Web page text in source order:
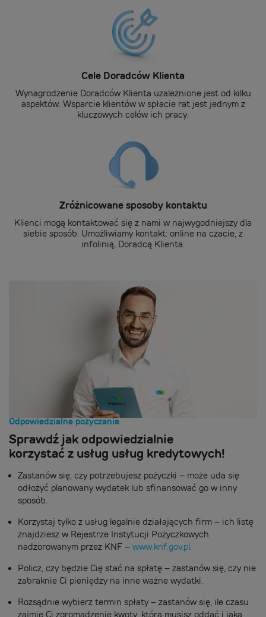
Cele Doradców Klienta
Wynagrodzenie Doradców Klienta uzależnione jest od kilku
aspektów. Wsparcie klientów w spłacie rat jest jednym z
kluczowych celów ich pracy.
Zróżnicowane sposoby kontaktu
Klienci mogą kontaktować się z nami w najwygodniejszy dla
siebie sposób. Umożliwiamy kontakt: online na czacie, z
infolinią, Doradcą Klienta.
Odpowiedzialne pożyczanie
Sprawdź jak odpowiedzialnie
korzystać z usług usług kredytowych!
Zastanów się, czy potrzebujesz pożyczki – może uda się
odłożyć planowany wydatek lub sfinansować go w inny
sposób.
Korzystaj tylko z usług legalnie działających firm – ich listę
znajdziesz w Rejestrze Instytucji Pożyczkowych
nadzorowanym przez KNF – www.knf.gov.pl.
Policz, czy będzie Cię stać na spłatę – zastanów się, czy nie
zabraknie Ci pieniędzy na inne ważne wydatki.
Rozsądnie wybierz termin spłaty – zastanów się, ile czasu
zajmie Ci zgromadzenie kwoty, którą musisz oddać i jaka